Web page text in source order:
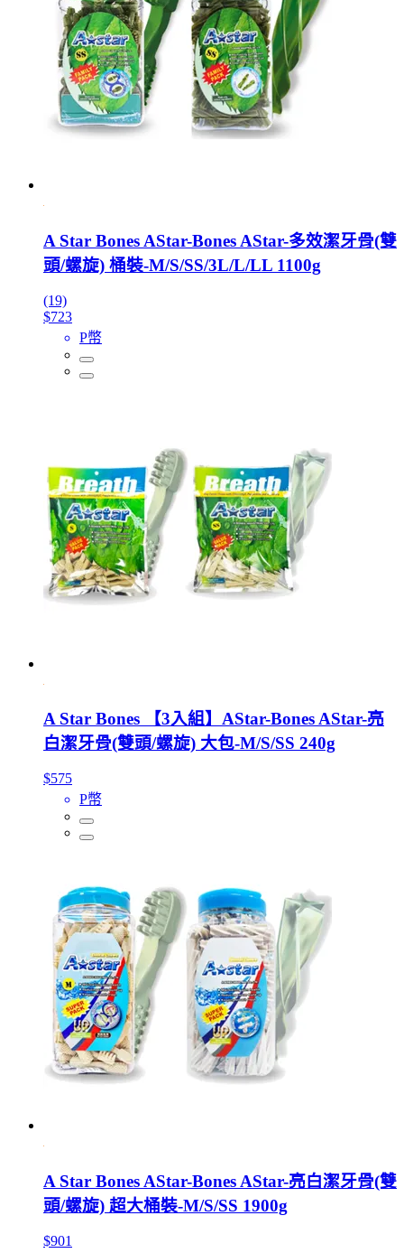
A Star Bones AStar-Bones AStar-多效潔牙骨(雙
頭/螺旋) 桶裝-M/S/SS/3L/L/LL 1100g
(19)
$723
P幣
A Star Bones 【3入組】AStar-Bones AStar-亮
白潔牙骨(雙頭/螺旋) 大包-M/S/SS 240g
$575
P幣
A Star Bones AStar-Bones AStar-亮白潔牙骨(雙
頭/螺旋) 超大桶裝-M/S/SS 1900g
$901